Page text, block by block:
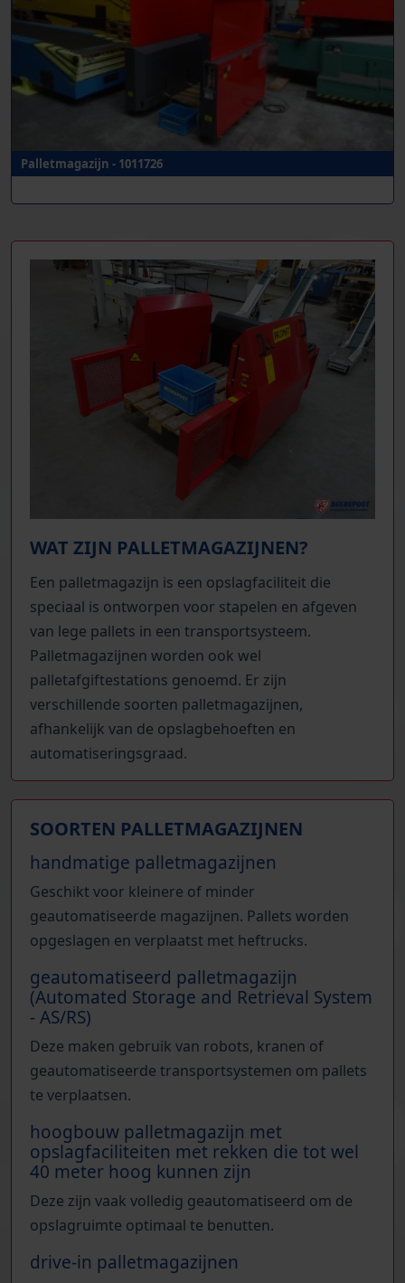
Palletmagazijn - 1011726
WAT ZIJN PALLETMAGAZIJNEN?
Een palletmagazijn is een opslagfaciliteit die
speciaal is ontworpen voor stapelen en afgeven
van lege pallets in een transportsysteem.
Palletmagazijnen worden ook wel
palletafgiftestations genoemd. Er zijn
verschillende soorten palletmagazijnen,
afhankelijk van de opslagbehoeften en
automatiseringsgraad.
SOORTEN PALLETMAGAZIJNEN
handmatige palletmagazijnen
Geschikt voor kleinere of minder
geautomatiseerde magazijnen. Pallets worden
opgeslagen en verplaatst met heftrucks.
geautomatiseerd palletmagazijn
(Automated Storage and Retrieval System
- AS/RS)
Deze maken gebruik van robots, kranen of
geautomatiseerde transportsystemen om pallets
te verplaatsen.
hoogbouw palletmagazijn met
opslagfaciliteiten met rekken die tot wel
40 meter hoog kunnen zijn
Deze zijn vaak volledig geautomatiseerd om de
opslagruimte optimaal te benutten.
drive-in palletmagazijnen